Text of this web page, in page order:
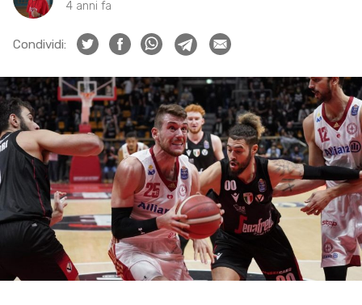
4 anni fa
Condividi: